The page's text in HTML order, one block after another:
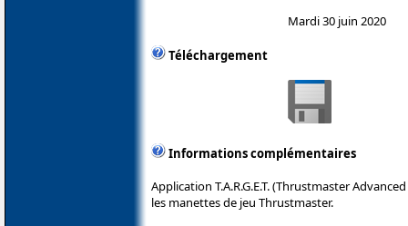
Mardi 30 juin 2020
Téléchargement
Informations complémentaires
Application T.A.R.G.E.T. (Thrustmaster
les manettes de jeu Thrustmaster.